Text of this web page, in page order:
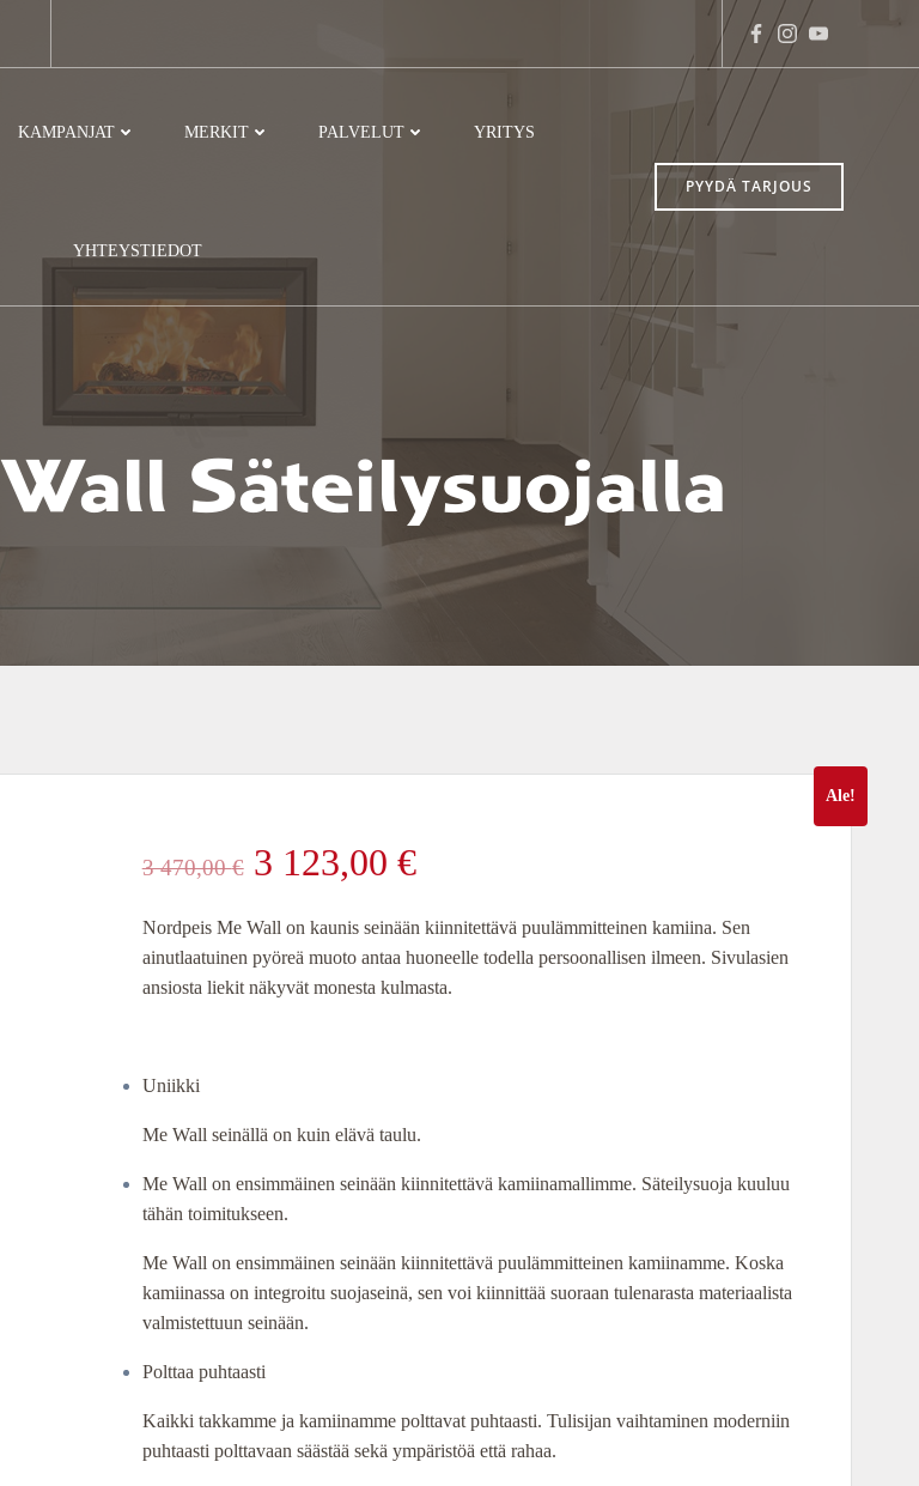
KAMPANJAT MERKIT PALVELUT YRITYS
YHTEYSTIEDOT
PYYDÄ TARJOUS
Säteilysuojalla
Ale!
3 470,00€ Alkuperäinen
hinta
oli:
3 123,00 €Nykyinen
hinta
on:
Nordpeis Me Wall on kaunis seinään kiinnitettävä puulämmitteinen kamiina. Sen
ainutlaatuinen pyöreä muoto antaa huoneelle todella persoonallisen ilmeen. Sivulasien
ansiosta liekit näkyvät monesta kulmasta.
Uniikki
Me Wall seinällä on kuin elävä taulu.
Me Wall on ensimmäinen seinään kiinnitettävä kamiinamallimme. Säteilysuoja kuuluu
tähän toimitukseen.
Me Wall on ensimmäinen seinään kiinnitettävä puulämmitteinen kamiinamme. Koska
kamiinassa on integroitu suojaseinä, sen voi kiinnittää suoraan tulenarasta materiaalista
valmistettuun seinään.
Polttaa puhtaasti
Kaikki takkamme ja kamiinamme polttavat puhtaasti. Tulisijan vaihtaminen moderniin
puhtaasti polttavaan säästää sekä ympäristöä että rahaa.